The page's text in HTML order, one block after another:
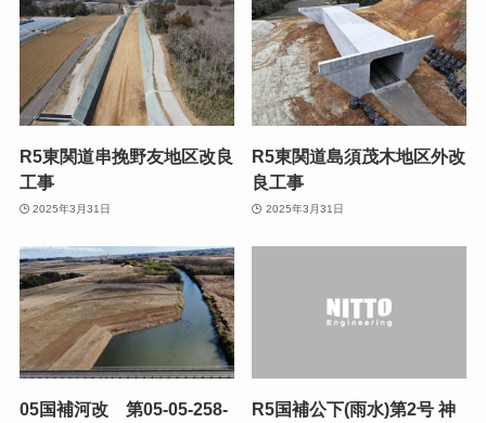
R5東関道串挽野友地区改良
工事
2025年3月31日
R5東関道島須茂木地区外改
良工事
2025年3月31日
05国補河改 第05-05-258-
R5国補公下(雨水)第2号 神